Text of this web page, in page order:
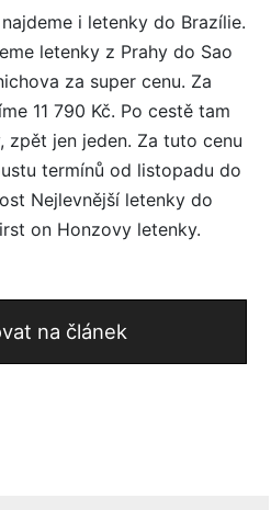
i letenky do Brazílie.
letenky z Prahy do Sao
za super cenu. Za
11 790 Kč. Po cestě tam
zpět jen jeden. Za tuto cenu
termínů od listopadu do
Nejlevnější letenky do
on Honzovy letenky.
na článek